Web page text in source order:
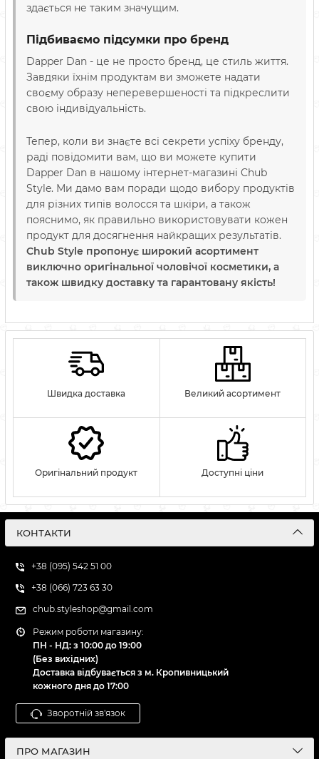
здається не таким значущим.
Підбиваємо підсумки про бренд
Dapper Dan - це не просто бренд, це стиль життя.
Завдяки їхнім продуктам ви зможете надати
своєму образу неперевершеності та підкреслити
свою індивідуальність.
Тепер, коли ви знаєте всі секрети успіху бренду,
раді повідомити вам, що ви можете купити
Dapper Dan в нашому інтернет-магазині Chub
Style. Ми дамо вам поради щодо вибору продуктів
для різних типів волосся та шкіри, а також
пояснимо, як правильно використовувати кожен
продукт для досягнення найкращих результатів.
Chub Style пропонує широкий асортимент
виключно оригінальної чоловічої косметики, а
також швидку доставку та гарантовану якість!
Швидка доставка Великий асортимент
Оригінальний продукт Доступні ціни
КОНТАКТИ
+38 (095) 542 51 00
+38 (066) 723 63 30
chub.styleshop@gmail.com
Режим роботи магазину:
ПН - НД: з 10:00 до 19:00
(Без вихідних)
Доставка відбувається з м. Кропивницький
кожного дня до 17:00
Зворотній зв'язок
ПРО МАГАЗИН